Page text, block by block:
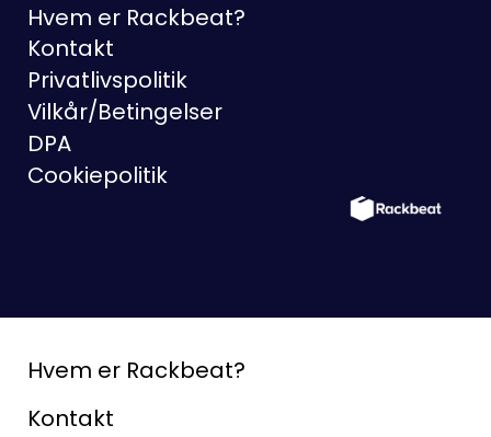
Hvem er Rackbeat?
Kontakt
Privatlivspolitik
Vilkår/Betingelser
DPA
Cookiepolitik
Hvem er Rackbeat?
Kontakt